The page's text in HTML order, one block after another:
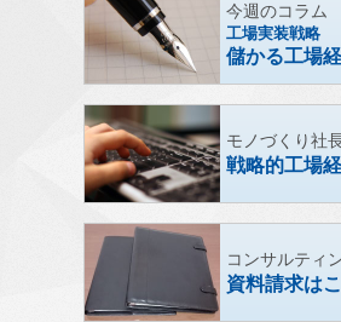
今週のコラム
工場実装戦略
儲かる工場
モノづくり社
戦略的工場
コンサルティ
資料請求は